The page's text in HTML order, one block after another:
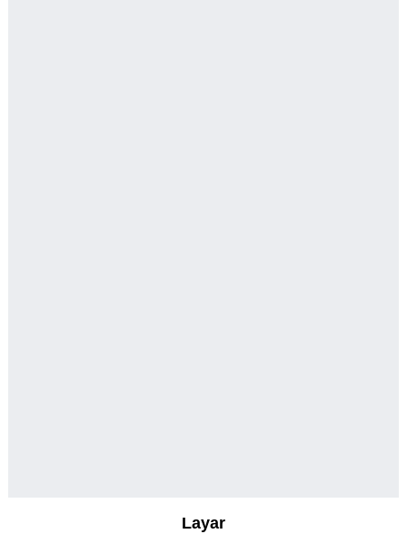
Layar